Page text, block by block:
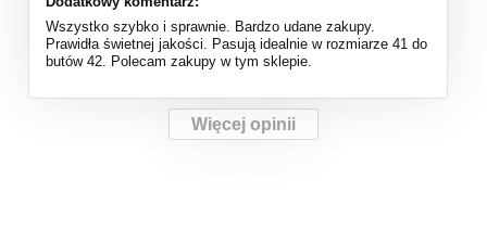
Wszystko szybko i sprawnie. Bardzo udane zakupy.
Prawidła świetnej jakości. Pasują idealnie w rozmiarze 41 do
butów 42. Polecam zakupy w tym sklepie.
Więcej opinii